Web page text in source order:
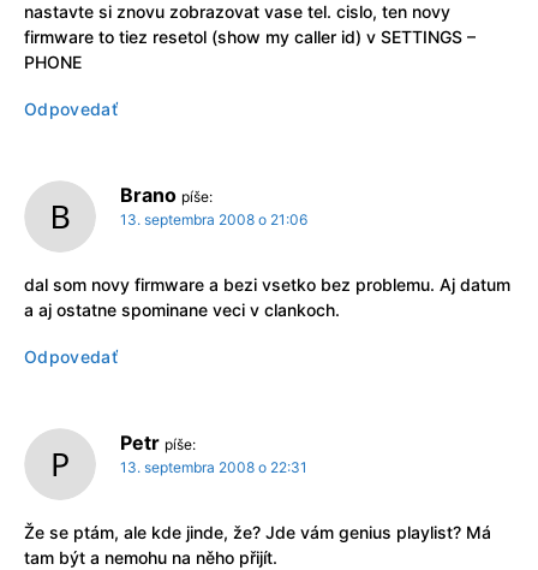
nastavte si znovu zobrazovat vase tel. cislo, ten novy
firmware to tiez resetol (show my caller id) v SETTINGS –
PHONE
Odpovedať
Brano píše:
13. septembra 2008 o 21:06
dal som novy firmware a bezi vsetko bez problemu. Aj datum
a aj ostatne spominane veci v clankoch.
Odpovedať
Petr píše:
13. septembra 2008 o 22:31
Že se ptám, ale kde jinde, že? Jde vám genius playlist? Má
tam být a nemohu na něho přijít.